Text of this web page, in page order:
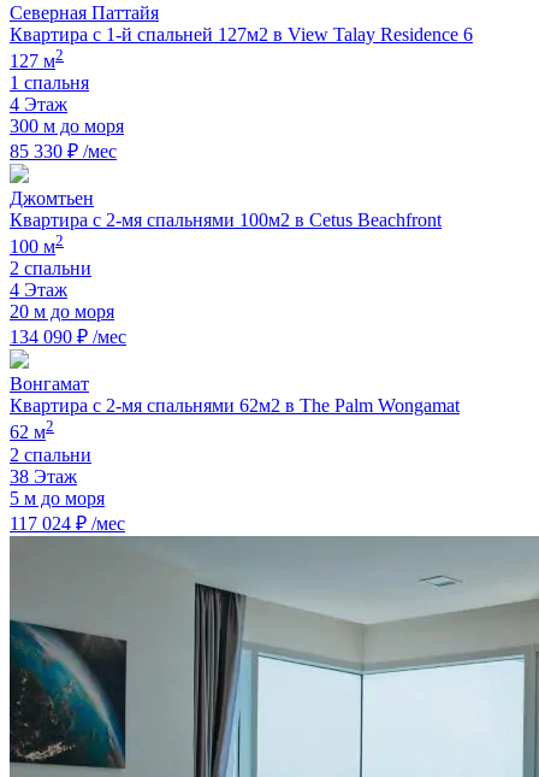
Северная Паттайя
Квартира с 1-й спальней 127м2 в View Talay Residence 6
127 м2
1 спальня
4 Этаж
300 м до моря
85 330 ₽ /мес
Джомтьен
Квартира с 2-мя спальнями 100м2 в Cetus Beachfront
100 м2
2 спальни
4 Этаж
20 м до моря
134 090 ₽ /мес
Вонгамат
Квартира с 2-мя спальнями 62м2 в The Palm Wongamat
62 м2
2 спальни
38 Этаж
5 м до моря
117 024 ₽ /мес